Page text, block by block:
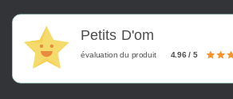
Petits D'om
évaluation du produit 4.96 / 5